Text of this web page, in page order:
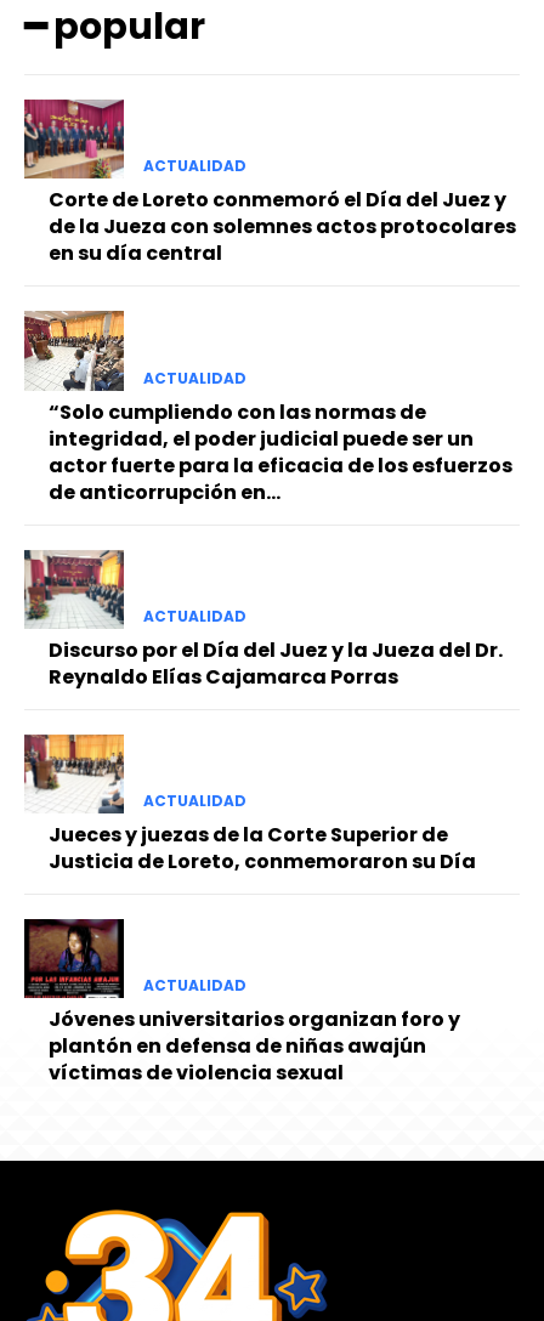
━ popular
ACTUALIDAD
Corte de Loreto conmemoró el Día del Juez y
de la Jueza con solemnes actos protocolares
en su día central
ACTUALIDAD
“Solo cumpliendo con las normas de
integridad, el poder judicial puede ser un
actor fuerte para la eficacia de los esfuerzos
de anticorrupción en...
ACTUALIDAD
Discurso por el Día del Juez y la Jueza del Dr.
Reynaldo Elías Cajamarca Porras
ACTUALIDAD
Jueces y juezas de la Corte Superior de
Justicia de Loreto, conmemoraron su Día
ACTUALIDAD
Jóvenes universitarios organizan foro y
plantón en defensa de niñas awajún
víctimas de violencia sexual